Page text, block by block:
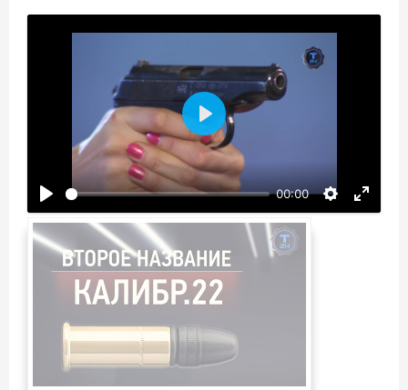
00:00
Воспроизвести